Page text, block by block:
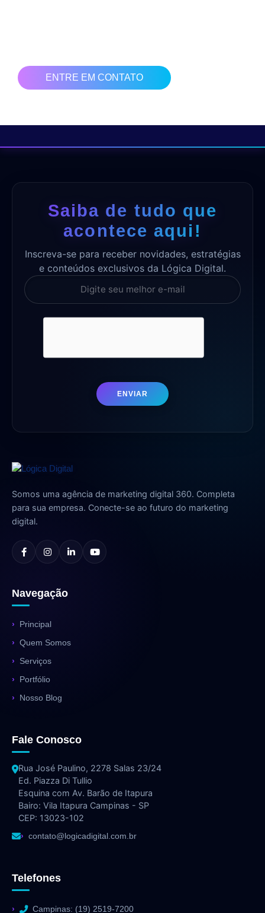
ENTRE EM CONTATO
Saiba de tudo que
acontece aqui!
Inscreva-se para receber novidades, estratégias
e conteúdos exclusivos da Lógica Digital.
ENVIAR
Somos uma agência de marketing digital 360. Completa
para sua empresa. Conecte-se ao futuro do marketing
digital.
Navegação
Principal
Quem Somos
Serviços
Portfólio
Nosso Blog
Fale Conosco
Rua José Paulino, 2278 Salas 23/24
Ed. Piazza Di Tullio
Esquina com Av. Barão de Itapura
Bairo: Vila Itapura Campinas - SP
CEP: 13023-102
contato@logicadigital.com.br
Telefones
Campinas: (19) 2519-7200